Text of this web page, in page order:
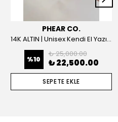
PHEAR CO.
14K ALTIN | Unisex Kendi El Yazın ile İstediğini Yazdır Plaka Kolye
%10
₺ 25,000.00
₺ 22,500.00
SEPETE EKLE